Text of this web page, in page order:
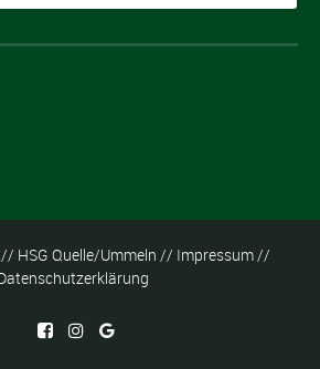
HSG Quelle/Ummeln // Impressum//